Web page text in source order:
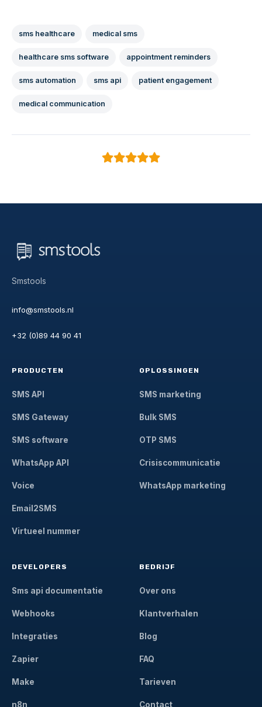
sms healthcare medical sms
healthcare sms software appointment reminders
sms automation sms api patient engagement
medical communication
Smstools
info@smstools.nl
+32 (0)89 44 90 41
PRODUCTEN
SMS API
SMS Gateway
SMS software
WhatsApp API
Voice
Email2SMS
Virtueel nummer
OPLOSSINGEN
SMS marketing
Bulk SMS
OTP SMS
Crisiscommunicatie
WhatsApp marketing
DEVELOPERS
Sms api documentatie
Webhooks
Integraties
Zapier
Make
n8n
BEDRIJF
Over ons
Klantverhalen
Blog
FAQ
Tarieven
Contact